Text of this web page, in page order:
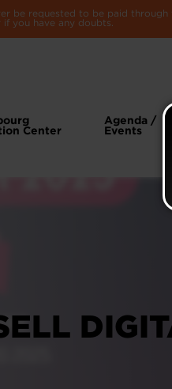
be requested to be paid
you have any doubts.
Center
Agenda /
Events